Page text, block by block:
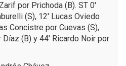
por Prichoda (B). ST 0'
(S), 12' Lucas Oviedo
Concistre por Cuevas (S),
(B) y 44' Ricardo Noir por